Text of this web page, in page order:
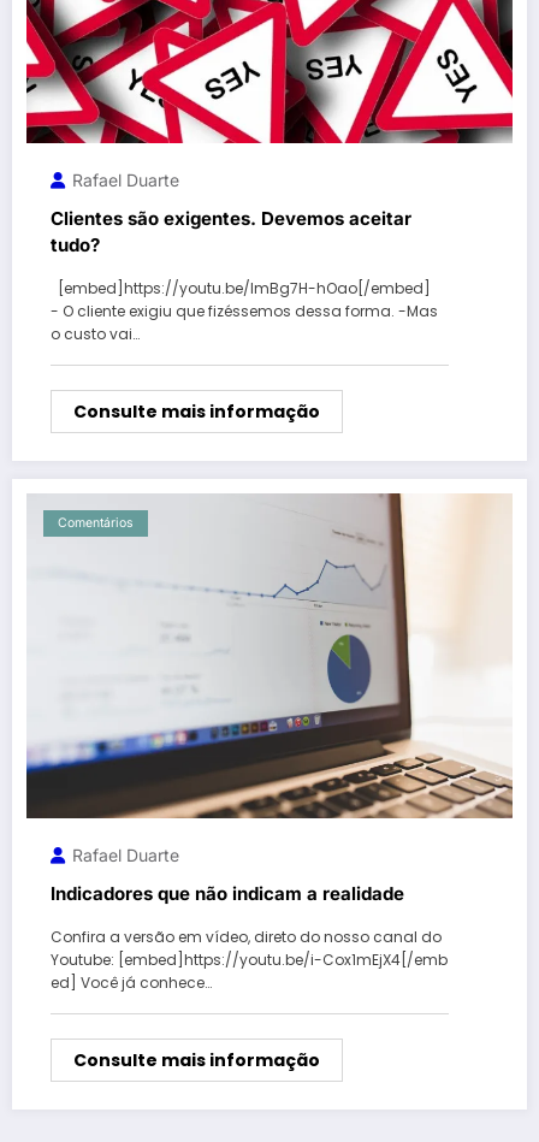
Rafael Duarte
Clientes são exigentes. Devemos aceitar
tudo?
[embed]https://youtu.be/lmBg7H-hOao[/embed]
- O cliente exigiu que fizéssemos dessa forma. -Mas
o custo vai…
Consulte mais informação
Comentários
Rafael Duarte
Indicadores que não indicam a realidade
Confira a versão em vídeo, direto do nosso canal do
Youtube: [embed]https://youtu.be/i-Cox1mEjX4[/emb
ed] Você já conhece…
Consulte mais informação